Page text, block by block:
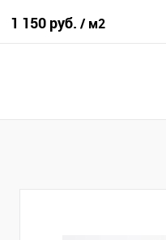
1 150 руб. / м2